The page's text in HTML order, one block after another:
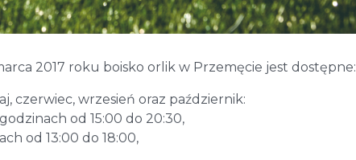
2017 roku boisko orlik w Przemęcie jest dostępne:
czerwiec, wrzesień oraz październik:
od 15:00 do 20:30,
od 13:00 do 18:00,